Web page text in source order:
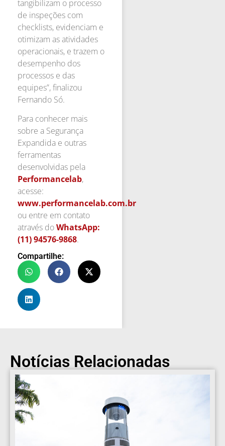
tangibilizam o processo
de inspeções com
checklists, evidenciam e
otimizam as atividades
operacionais, e trazem o
desempenho dos
processos e das
equipes”, finalizou
Fernando Só.
Para conhecer mais
sobre a Segurança
Expandida e outras
ferramentas
desenvolvidas pela
Performancelab,
acesse:
www.performancelab.com.br
ou entre em contato
através doWhatsApp:
(11) 94576-9868.
Compartilhe:
Notícias Relacionadas